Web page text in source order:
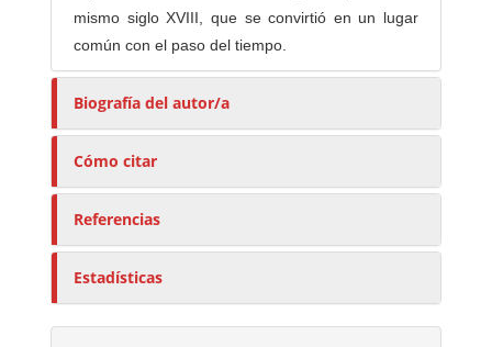
mismo siglo XVIII, que se convirtió en un lugar
común con el paso del tiempo.
Biografía del autor/a
Cómo citar
Referencias
Estadísticas